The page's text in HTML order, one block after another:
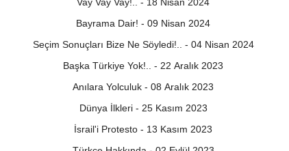
Bayrama Dair! - 09 Nisan 2024
Seçim Sonuçları Bize Ne Söyledi!.. - 04 Nisan 2024
Başka Türkiye Yok!.. - 22 Aralık 2023
Anılara Yolculuk - 08 Aralık 2023
Dünya İlkleri - 25 Kasım 2023
İsrail'i Protesto - 13 Kasım 2023